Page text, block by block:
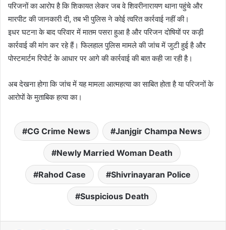
परिजनों का आरोप है कि शिकायत लेकर जब वे शिवरीनारायण थाना पहुंचे और
मारपीट की जानकारी दी, तब भी पुलिस ने कोई त्वरित कार्रवाई नहीं की।
इधर घटना के बाद परिवार में मातम पसरा हुआ है और परिजन दोषियों पर कड़ी
कार्रवाई की मांग कर रहे हैं। फिलहाल पुलिस मामले की जांच में जुटी हुई है और
पोस्टमार्टम रिपोर्ट के आधार पर आगे की कार्रवाई की बात कही जा रही है।
अब देखना होगा कि जांच में यह मामला आत्महत्या का साबित होता है या परिजनों के
आरोपों के मुताबिक हत्या का।
CG Crime News Janjgir Champa News
Newly Married Woman Death
Rahod Case Shivrinayaran Police
Suspicious Death